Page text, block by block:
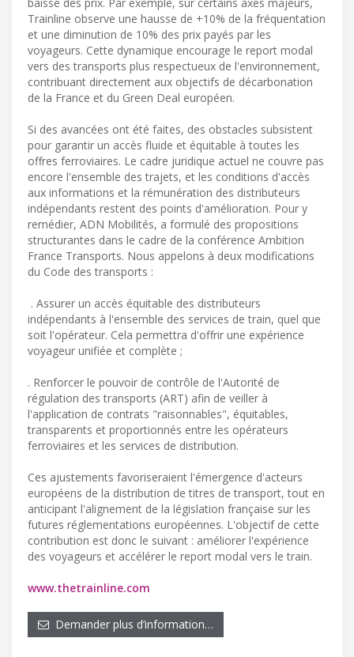
Trainline observe une hausse de +10% de la fréquentation
et une diminution de 10% des prix payés par les
voyageurs. Cette dynamique encourage le report modal
vers des transports plus respectueux de l'environnement,
contribuant directement aux objectifs de décarbonation
de la France et du Green Deal européen.
Si des avancées ont été faites, des obstacles subsistent
pour garantir un accès fluide et équitable à toutes les
offres ferroviaires. Le cadre juridique actuel ne couvre pas
encore l'ensemble des trajets, et les conditions d'accès
aux informations et la rémunération des distributeurs
indépendants restent des points d'amélioration. Pour y
remédier, ADN Mobilités, a formulé des propositions
structurantes dans le cadre de la conférence Ambition
France Transports. Nous appelons à deux modifications
du Code des transports :
. Assurer un accès équitable des distributeurs
indépendants à l'ensemble des services de train, quel que
soit l'opérateur. Cela permettra d'offrir une expérience
voyageur unifiée et complète ;
. Renforcer le pouvoir de contrôle de l'Autorité de
régulation des transports (ART) afin de veiller à
l'application de contrats "raisonnables", équitables,
transparents et proportionnés entre les opérateurs
ferroviaires et les services de distribution.
Ces ajustements favoriseraient l'émergence d'acteurs
européens de la distribution de titres de transport, tout en
anticipant l'alignement de la législation française sur les
futures réglementations européennes. L'objectif de cette
contribution est donc le suivant : améliorer l'expérience
des voyageurs et accélérer le report modal vers le train.
www.thetrainline.com
Demander plus d’information…